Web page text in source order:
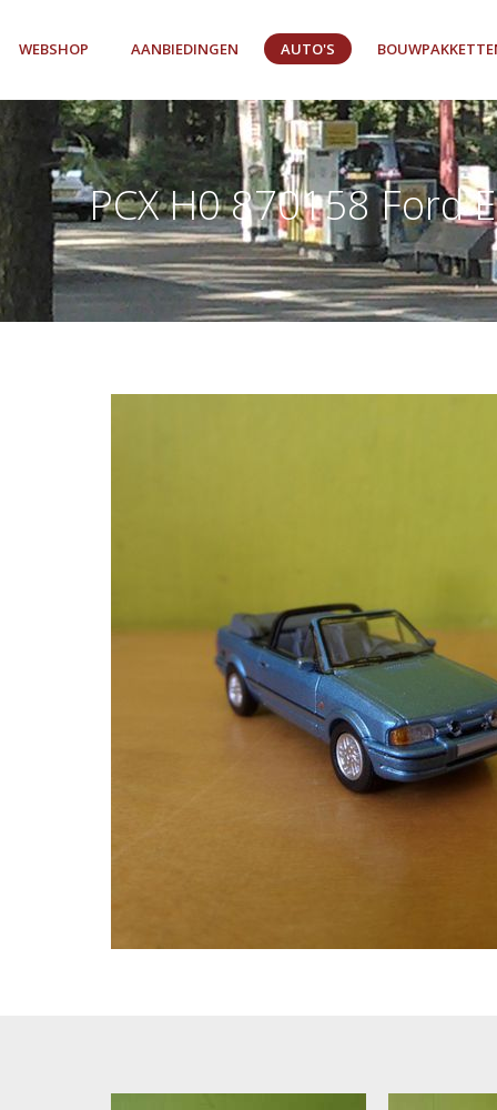
WEBSHOP AANBIEDINGEN AUTO'S
PCX H0 870158 Ford